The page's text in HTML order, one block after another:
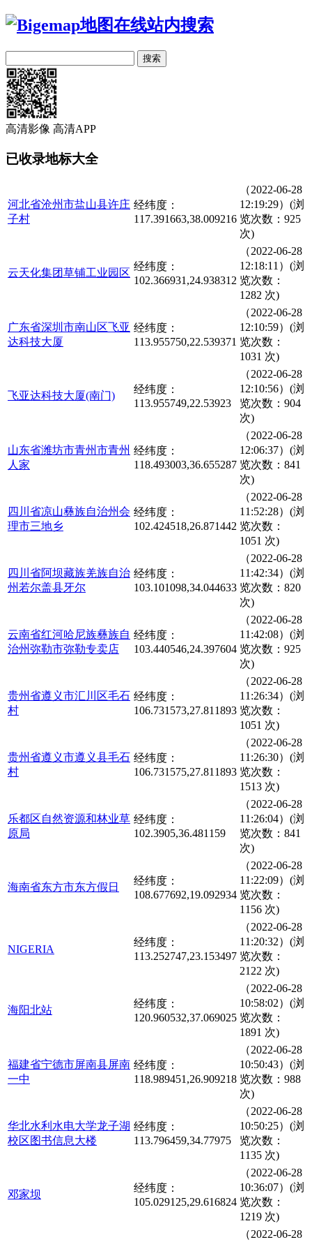
高清影像 高清APP
已收录地标大全
河北省沧州市盐山县许庄
子村
经纬度：
117.391663,38.009216
（2022-06-28
12:19:29）(浏
览次数：925
次)
云天化集团草铺工业园区
经纬度：
102.366931,24.938312
（2022-06-28
12:18:11）(浏
览次数：
1282 次)
广东省深圳市南山区飞亚
达科技大厦
经纬度：
113.955750,22.539371
（2022-06-28
12:10:59）(浏
览次数：
1031 次)
飞亚达科技大厦(南门)
经纬度：
113.955749,22.53923
（2022-06-28
12:10:56）(浏
览次数：904
次)
山东省潍坊市青州市青州
人家
经纬度：
118.493003,36.655287
（2022-06-28
12:06:37）(浏
览次数：841
次)
四川省凉山彝族自治州会
理市三地乡
经纬度：
102.424518,26.871442
（2022-06-28
11:52:28）(浏
览次数：
1051 次)
四川省阿坝藏族羌族自治
州若尔盖县牙尔
经纬度：
103.101098,34.044633
（2022-06-28
11:42:34）(浏
览次数：820
次)
云南省红河哈尼族彝族自
治州弥勒市弥勒专卖店
经纬度：
103.440546,24.397604
（2022-06-28
11:42:08）(浏
览次数：925
次)
贵州省遵义市汇川区毛石
村
经纬度：
106.731573,27.811893
（2022-06-28
11:26:34）(浏
览次数：
1051 次)
贵州省遵义市遵义县毛石
村
经纬度：
106.731575,27.811893
（2022-06-28
11:26:30）(浏
览次数：
1513 次)
乐都区自然资源和林业草
原局
经纬度：
102.3905,36.481159
（2022-06-28
11:26:04）(浏
览次数：841
次)
海南省东方市东方假日
经纬度：
108.677692,19.092934
（2022-06-28
11:22:09）(浏
览次数：
1156 次)
NIGERIA
经纬度：
113.252747,23.153497
（2022-06-28
11:20:32）(浏
览次数：
2122 次)
海阳北站
经纬度：
120.960532,37.069025
（2022-06-28
10:58:02）(浏
览次数：
1891 次)
福建省宁德市屏南县屏南
一中
经纬度：
118.989451,26.909218
（2022-06-28
10:50:43）(浏
览次数：988
次)
华北水利水电大学龙子湖
校区图书信息大楼
经纬度：
113.796459,34.77975
（2022-06-28
10:50:25）(浏
览次数：
1135 次)
邓家坝
经纬度：
105.029125,29.616824
（2022-06-28
10:36:07）(浏
览次数：
1219 次)
（2022-06-28